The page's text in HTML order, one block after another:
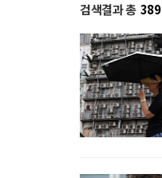
검색결과 총 389